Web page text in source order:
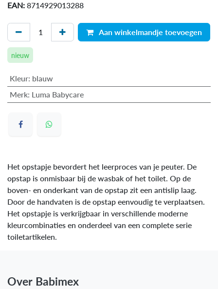
EAN: 8714929013288
Aan winkelmandje toevoegen
nieuw
Kleur: blauw
Merk: Luma Babycare
Het opstapje bevordert het leerproces van je peuter. De
opstap is onmisbaar bij de wasbak of het toilet. Op de
boven- en onderkant van de opstap zit een antislip laag.
Door de handvaten is de opstap eenvoudig te verplaatsen.
Het opstapje is verkrijgbaar in verschillende moderne
kleurcombinaties en onderdeel van een complete serie
toiletartikelen.
Over Babimex